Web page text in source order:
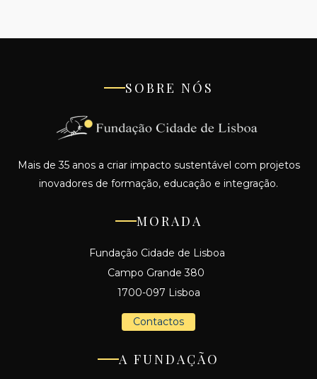
SOBRE NÓS
Mais de 35 anos a criar impacto sustentável com projetos
inovadores de formação, educação e integração.
MORADA
Fundação Cidade de Lisboa
Campo Grande 380
1700-097 Lisboa
Contactos
A FUNDAÇÃO